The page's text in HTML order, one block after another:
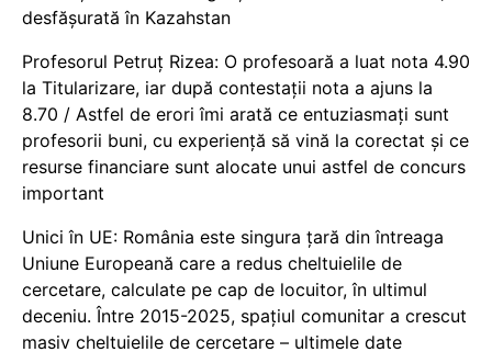
desfășurată în Kazahstan
Profesorul Petruț Rizea: O profesoară a luat nota 4.90
la Titularizare, iar după contestații nota a ajuns la
8.70 / Astfel de erori îmi arată ce entuziasmați sunt
profesorii buni, cu experiență să vină la corectat și ce
resurse financiare sunt alocate unui astfel de concurs
important
Unici în UE: România este singura țară din întreaga
Uniune Europeană care a redus cheltuielile de
cercetare, calculate pe cap de locuitor, în ultimul
deceniu. Între 2015-2025, spațiul comunitar a crescut
masiv cheltuielile de cercetare – ultimele date